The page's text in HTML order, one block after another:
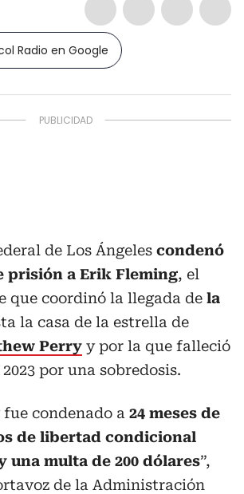
Radio en Google
de Los Ángeles condenó
prisión a Erik Fleming, el
que coordinó la llegada de la
la casa de la estrella de
Perry y por la que falleció
por una sobredosis.
condenado a 24 meses de
de libertad condicional
una multa de 200 dólares”,
de la Administración